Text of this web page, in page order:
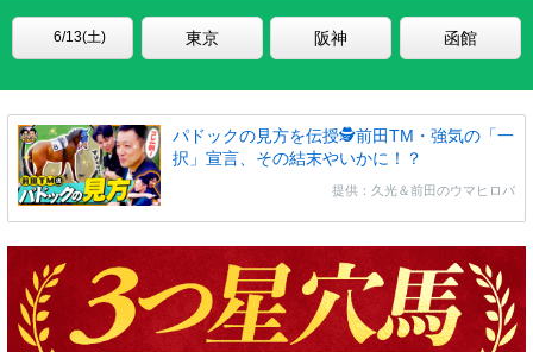
東京 阪神 函館
パドックの見方を伝授🕵前田TM・強気の「一
択」宣言、その結末やいかに！？
提供：久光＆前田のウマヒロバ